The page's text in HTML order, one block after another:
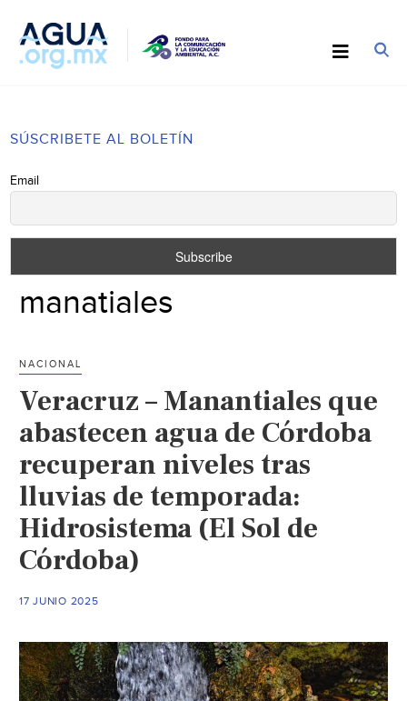
SÚSCRIBETE AL BOLETÍN
Email
manatiales
NACIONAL
Veracruz – Manantiales que
abastecen agua de Córdoba
recuperan niveles tras
lluvias de temporada:
Hidrosistema (El Sol de
Córdoba)
17 JUNIO 2025